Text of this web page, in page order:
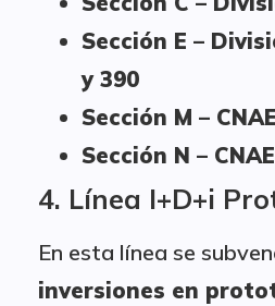
Sección E –
y 390
Sección M –
Sección N –
4. Línea I+D+i
En esta línea se
inversiones en